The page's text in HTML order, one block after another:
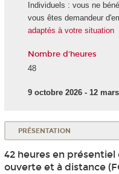
Individuels : vous ne
vous êtes demandeur
adaptés à votre situation
Nombre d'heures
48
9 octobre 2026 - 12
PRÉSENTATION
42 heures en
ouverte et à distance